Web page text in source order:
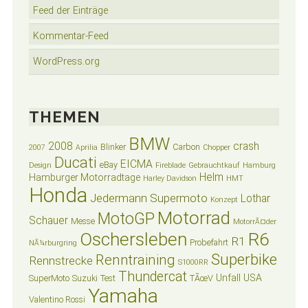
Feed der Einträge
Kommentar-Feed
WordPress.org
THEMEN
2007 2008 Aprilia Blinker BMW Carbon Chopper crash
Design Ducati eBay EICMA Fireblade Gebrauchtkauf Hamburg
Hamburger Motorradtage Harley Davidson Helm HMT
Honda Jedermann Supermoto Konzept Lothar
Schauer Messe MotoGP Motorrad MotorrÃ¤der
NÃ¼rburgring Oschersleben Probefahrt R1 R6
Rennstrecke Renntraining S1000RR Superbike
SuperMoto Suzuki Test Thundercat TÃœV Unfall USA
Valentino Rossi Yamaha